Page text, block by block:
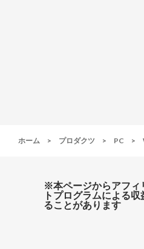
ホーム > プロダクツ > PC >
※本ページからアフィ
トプログラムによる収
ることがあります